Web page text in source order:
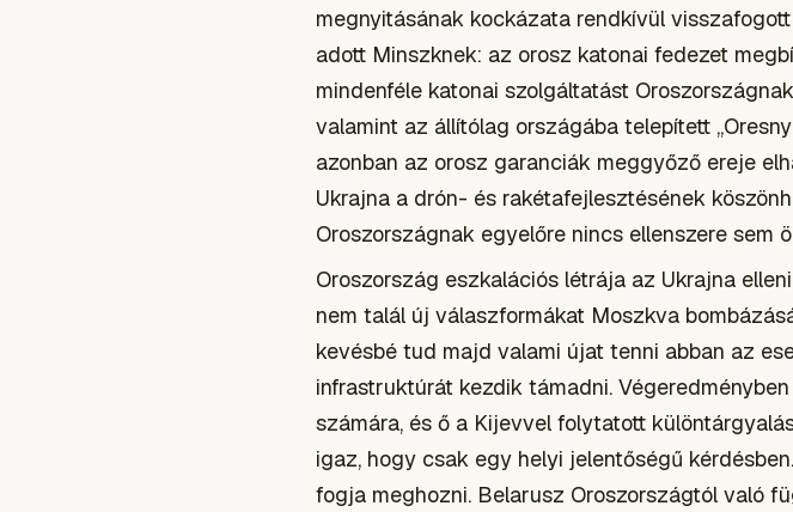
megnyitásának kockázata rendkívül
adott Minszknek: az orosz katonai fedezet
mindenféle katonai szolgáltatást
valamint az állítólag országába telepített
azonban az orosz garanciák meggyőző ereje
Ukrajna a drón- és rakétafejlesztésének
Oroszországnak egyelőre nincs ellenszere sem
Oroszország eszkalációs létrája az Ukrajna
nem talál új válaszformákat Moszkva
kevésbé tud majd valami újat tenni abban az
infrastruktúrát kezdik támadni.
számára, és ő a Kijevvel folytatott
igaz, hogy csak egy helyi jelentőségű
fogja meghozni. Belarusz Oroszországtól való